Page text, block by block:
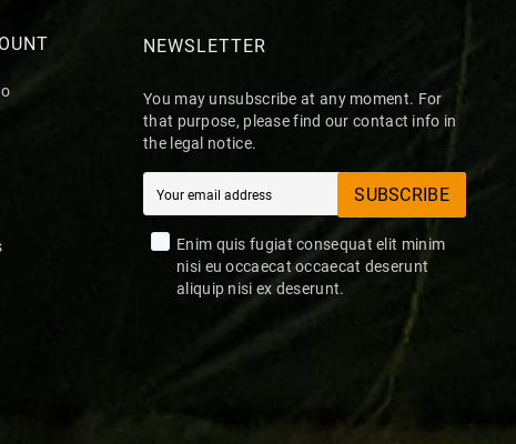
NEWSLETTER
You may unsubscribe at any moment. For
that purpose, please find our contact info in
the legal notice.
SUBSCRIBE
Enim quis fugiat consequat elit minim
nisi eu occaecat occaecat deserunt
aliquip nisi ex deserunt.